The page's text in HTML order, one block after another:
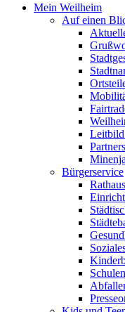
Mein Weilheim
Auf einen
Bürgerservice
Schulen